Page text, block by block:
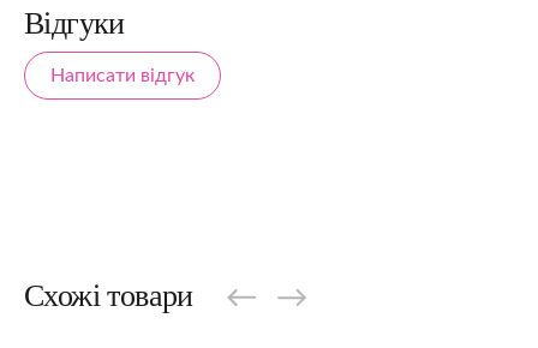
Відгуки
Написати відгук
Схожі товари